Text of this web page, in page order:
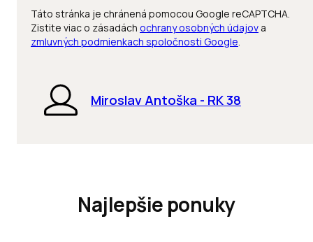
Táto stránka je chránená pomocou Google reCAPTCHA.
Zistite viac o zásadách ochrany osobných údajov a
zmluvných podmienkach spoločnosti Google.
Miroslav Antoška - RK 38
Najlepšie ponuky